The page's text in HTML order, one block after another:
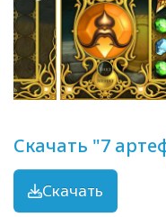
Скачать "7
Скачать